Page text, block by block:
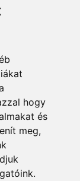
hogy
és
meg,